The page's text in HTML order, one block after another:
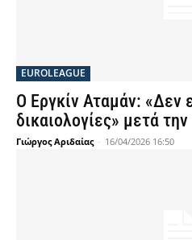
EUROLEAGUE
Ο Εργκίν Αταμάν: «Δεν
δικαιολογίες» μετά
Γιώργος Αριδαίας - 16/04/2026 16:50